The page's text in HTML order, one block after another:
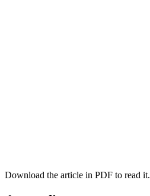
Download the article in PDF to read it.